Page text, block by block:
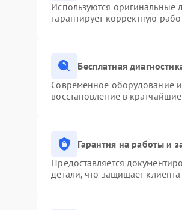
Используются
гарантирует корректную
Бесплатная
Современное оборудование
восстановление в
Гарантия на работы и
Предоставляется
детали, что защищает